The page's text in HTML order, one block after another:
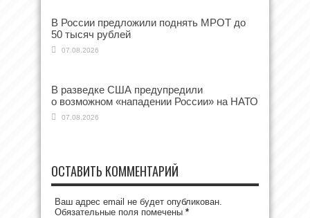
В России предложили поднять МРОТ до
50 тысяч рублей
07.08.2026
В разведке США предупредили
о возможном «нападении России» на НАТО
07.08.2026
ОСТАВИТЬ КОММЕНТАРИЙ
Ваш адрес email не будет опубликован.
Обязательные поля помечены *